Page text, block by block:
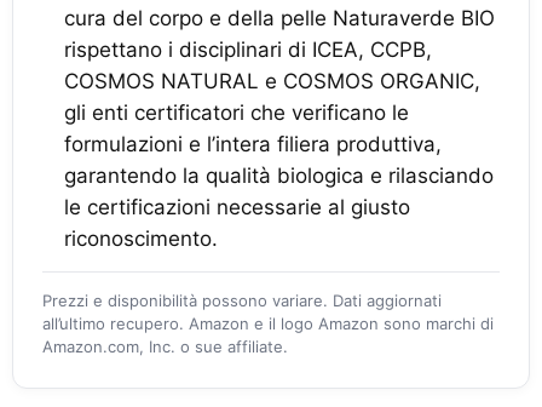
cura del corpo e della pelle Naturaverde BIO
rispettano i disciplinari di ICEA, CCPB,
COSMOS NATURAL e COSMOS ORGANIC,
gli enti certificatori che verificano le
formulazioni e l’intera filiera produttiva,
garantendo la qualità biologica e rilasciando
le certificazioni necessarie al giusto
riconoscimento.
Prezzi e disponibilità possono variare. Dati aggiornati
all’ultimo recupero. Amazon e il logo Amazon sono marchi di
Amazon.com, Inc. o sue affiliate.